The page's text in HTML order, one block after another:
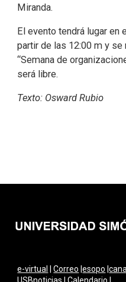
Miranda.
El evento tendrá lugar en
partir de las 12:00 m y
“Semana de
será libre.
Texto: Osward Rubio
e-virtual |Correo |esopo |